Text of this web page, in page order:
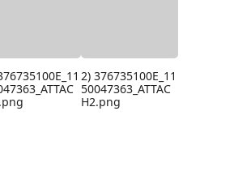
2) 376735100E_11
50047363_ATTAC
H2.png